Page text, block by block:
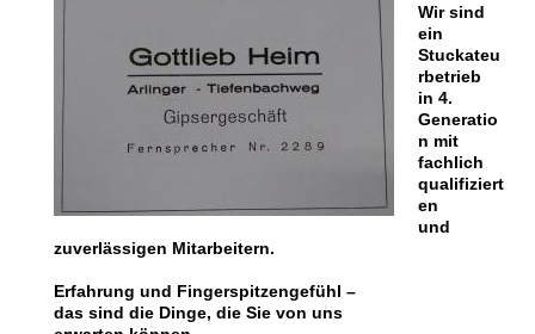
Wir sind
ein
Stuckateu
rbetrieb
in 4.
Generatio
n mit
fachlich
qualifiziert
en
und
zuverlässigen Mitarbeitern.
Erfahrung und Fingerspitzengefühl –
das sind die Dinge, die Sie von uns